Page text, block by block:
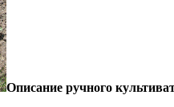
Описание ручного